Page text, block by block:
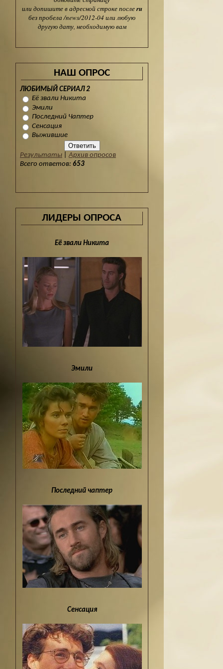
или допишите в адресной строке послеru
без пробела /news/2012-04 или любую
другую дату, необходимую вам
НАШ ОПРОС
ЛЮБИМЫЙ СЕРИАЛ 2
Её звали Никита
Эмили
Последний Чаптер
Сенсация
Выжившие
Результаты
Архив опросов
Всего ответов: 653
ЛИДЕРЫ ОПРОСА
Её звали Никита
Эмили
Последний чаптер
Сенсация